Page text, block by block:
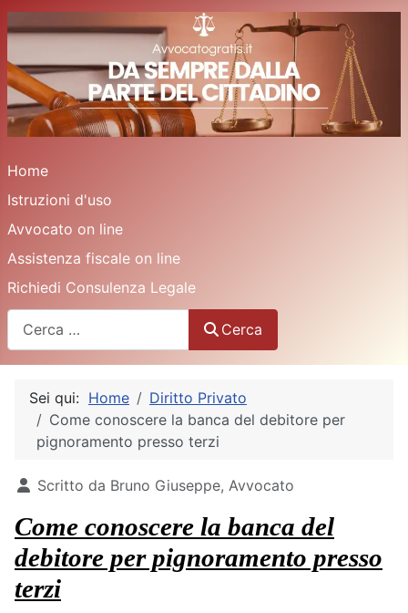
Home
Istruzioni d'uso
Avvocato on line
Assistenza fiscale on line
Richiedi Consulenza Legale
Cerca
Sei qui: Home
Diritto Privato
Come conoscere la banca del debitore per
pignoramento presso terzi
Dettagli
Scritto da Bruno Giuseppe, Avvocato
Come conoscere la banca del
debitore per pignoramento presso
terzi